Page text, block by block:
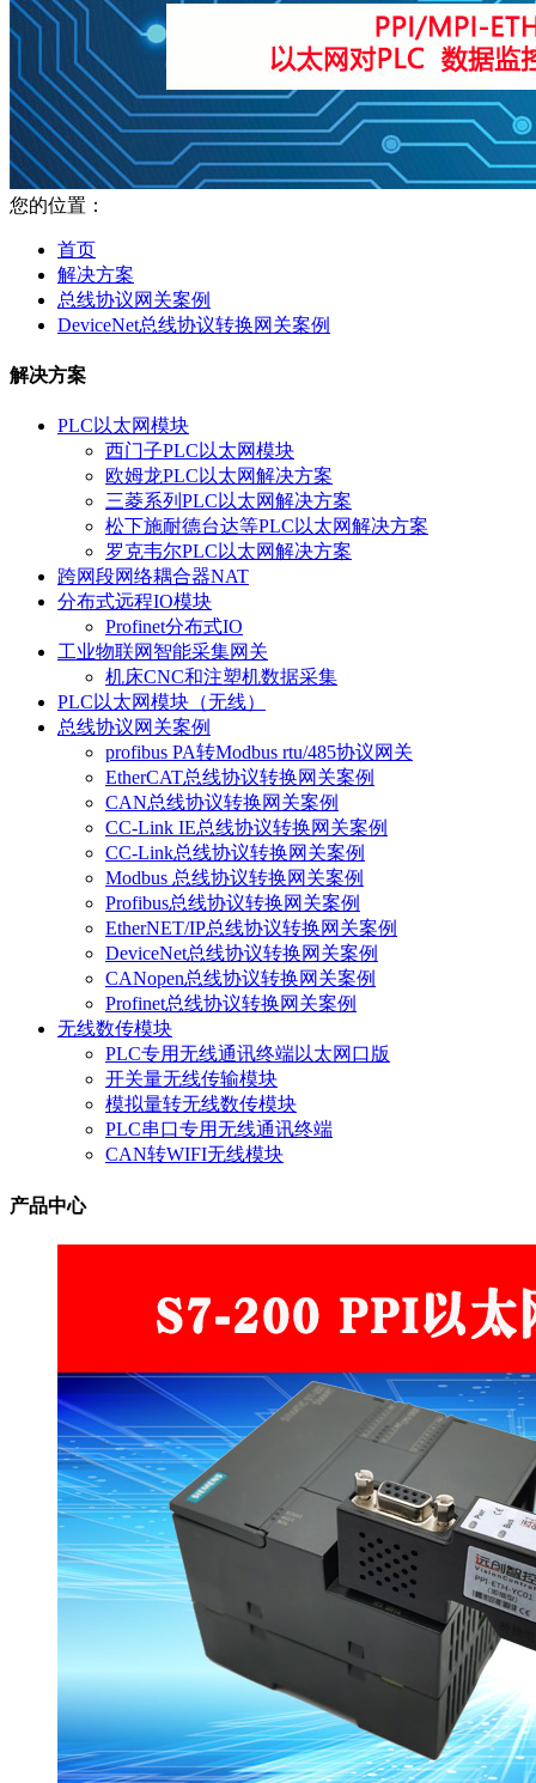
您的位置：
首页
解决方案
总线协议网关案例
DeviceNet总线协议转换网关案例
解决方案
PLC以太网模块
西门子PLC以太网模块
欧姆龙PLC以太网解决方案
三菱系列PLC以太网解决方案
松下施耐德台达等PLC以太网解决方案
罗克韦尔PLC以太网解决方案
跨网段网络耦合器NAT
分布式远程IO模块
Profinet分布式IO
工业物联网智能采集网关
机床CNC和注塑机数据采集
PLC以太网模块（无线）
总线协议网关案例
profibus PA转Modbus rtu/485协议网关
EtherCAT总线协议转换网关案例
CAN总线协议转换网关案例
CC-Link IE总线协议转换网关案例
CC-Link总线协议转换网关案例
Modbus 总线协议转换网关案例
Profibus总线协议转换网关案例
EtherNET/IP总线协议转换网关案例
DeviceNet总线协议转换网关案例
CANopen总线协议转换网关案例
Profinet总线协议转换网关案例
无线数传模块
PLC专用无线通讯终端以太网口版
开关量无线传输模块
模拟量转无线数传模块
PLC串口专用无线通讯终端
CAN转WIFI无线模块
产品中心